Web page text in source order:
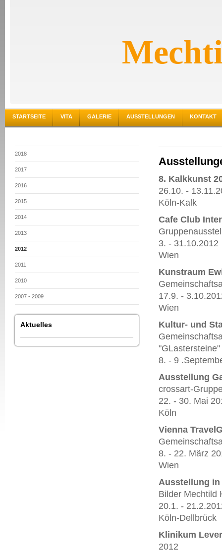
STARTSEITE VITA GALERIE AUSSTELLUNGEN KONTAKT
2018
2017
2016
2015
2014
2013
2012
2011
2010
2007 - 2009
Aktuelles
8. Kalkkunst
26.10. -
Köln-Kalk
Cafe Club
3. - 31.10.2012
Wien
Kunstraum
17.9. -
Wien
Kultur- und
8. - 9
Ausstellung
crossart-
22. - 30. Mai
Köln
Vienna
8. - 22. März
Wien
Ausstellung
Bilder Mechtild
20.1. -
Köln-Dellbrück
Klinikum
2012